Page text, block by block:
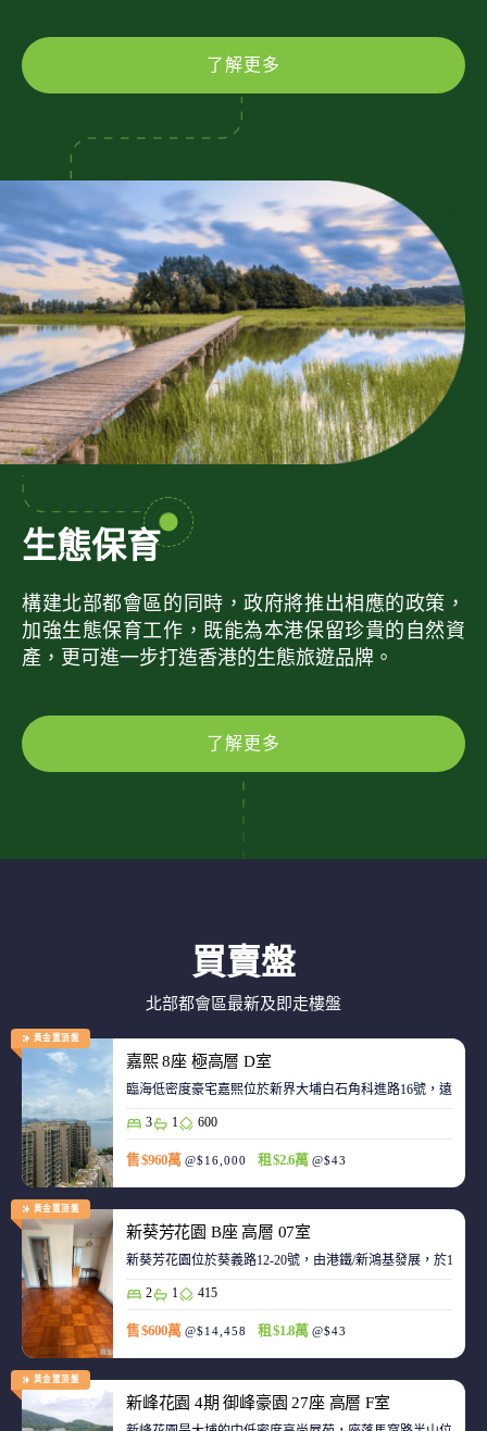
了解更多
生態保育
構建北部都會區的同時，政府將推出相應的政策，
加強生態保育工作，既能為本港保留珍貴的自然資
產，更可進一步打造香港的生態旅遊品牌。
了解更多
買賣盤
北部都會區最新及即走樓盤
黃金置頂盤
嘉熙 8座 極高層 D室
臨海低密度豪宅嘉熙位於新界大埔白石角科進路16號，遠離
3 1 600
售 $960萬 @$16,000 租 $2.6萬 @$43
黃金置頂盤
新葵芳花園 B座 高層 07室
新葵芳花園位於葵義路12-20號，由港鐵/新鴻基發展，於
2 1 415
售 $600萬 @$14,458 租 $1.8萬 @$43
黃金置頂盤
新峰花園 4期 御峰豪園 27座 高層 F室